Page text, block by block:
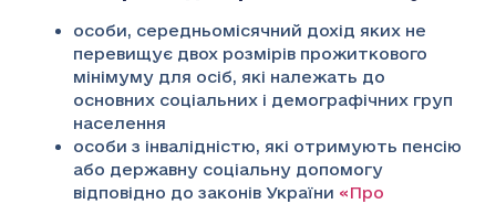
особи, середньомісячний дохід яких не
перевищує двох розмірів прожиткового
мінімуму для осіб, які належать до
основних соціальних і демографічних груп
населення
особи з інвалідністю, які отримують пенсію
або державну соціальну допомогу
відповідно до законів України «Про